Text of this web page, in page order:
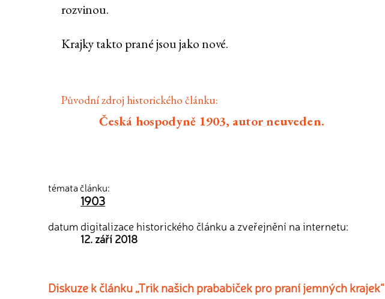
rozvinou.
Krajky takto prané jsou jako nové.
Původní zdroj historického článku:
Česká hospodyně 1903, autor neuveden.
témata článku:
1903
datum digitalizace historického článku a zveřejnění na internetu:
12. září 2018
Diskuze k článku „Trik našich prababiček pro praní jemných krajek“